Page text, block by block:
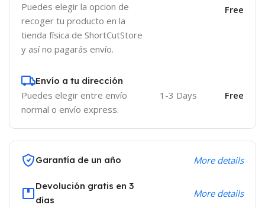
Puedes elegir la opcion de
recoger tu producto en la
tienda física de ShortCutStore
y así no pagarás envío.
Free
Envío a tu dirección
Puedes elegir entre envío
normal o envío express.
1-3 Days Free
Garantía de un año More details
Devolución gratis en 3
días
More details